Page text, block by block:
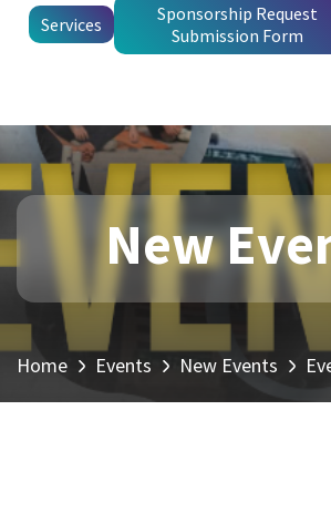
Services
Sponsorship Request
Submission Form
New
Home Events New Events